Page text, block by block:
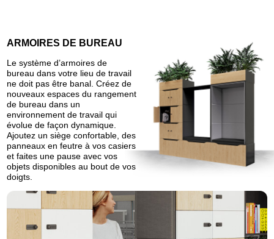
ARMOIRES DE BUREAU
Le système d’armoires de
bureau dans votre lieu de travail
ne doit pas être banal. Créez de
nouveaux espaces du rangement
de bureau dans un
environnement de travail qui
évolue de façon dynamique.
Ajoutez un siège confortable, des
panneaux en feutre à vos casiers
et faites une pause avec vos
objets disponibles au bout de vos
doigts.